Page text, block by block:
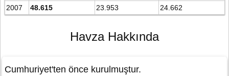
2007
48.615 23.953 24.662
Havza Hakkında
Cumhuriyet'ten önce kurulmuştur.